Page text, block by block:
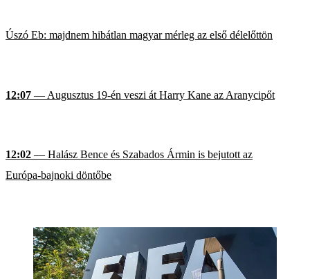
Úszó Eb: majdnem hibátlan magyar mérleg az első délelőttön
12:07 — Augusztus 19-én veszi át Harry Kane az Aranycipőt
12:02 — Halász Bence és Szabados Ármin is bejutott az
Európa-bajnoki döntőbe